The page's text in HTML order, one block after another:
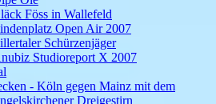
Föss in Wallefeld
Open Air 2007
Schürzenjäger
Studioreport X 2007
- Köln gegen Mainz mit dem
Dreigestirn